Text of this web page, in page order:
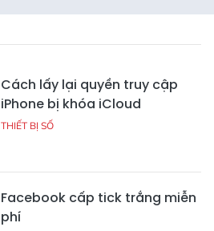
Cách lấy lại quyền truy cập
iPhone bị khóa iCloud
THIẾT BỊ SỐ
Facebook cấp tick trắng miễn
phí